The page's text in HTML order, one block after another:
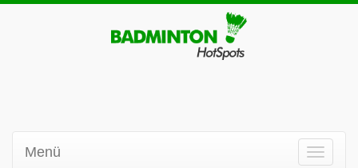
Menü